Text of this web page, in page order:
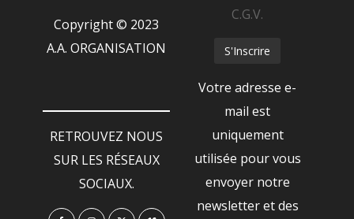
Copyright © 2023
A.A. ORGANISATION
RETROUVEZ NOUS
SUR LES RÉSEAUX
SOCIAUX.
C.G.V.
Votre adresse e-
mail est
uniquement
utilisée pour vous
envoyer notre
newsletter et des